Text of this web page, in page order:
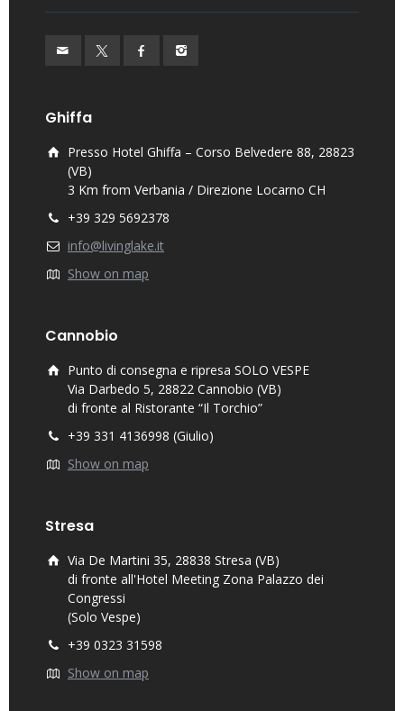
Ghiffa
Presso Hotel Ghiffa – Corso Belvedere 88, 28823
(VB)
3 Km from Verbania / Direzione Locarno CH
+39 329 5692378
info@livinglake.it
Show on map
Cannobio
Punto di consegna e ripresa SOLO VESPE
Via Darbedo 5, 28822 Cannobio (VB)
di fronte al Ristorante “Il Torchio”
+39 331 4136998 (Giulio)
Show on map
Stresa
Via De Martini 35, 28838 Stresa (VB)
di fronte all'Hotel Meeting Zona Palazzo dei
Congressi
(Solo Vespe)
+39 0323 31598
Show on map